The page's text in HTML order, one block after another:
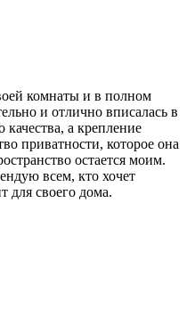
комнаты и в полном
и отлично вписалась в
а крепление
приватности, которое она
остается моим.
всем, кто хочет
для своего дома.